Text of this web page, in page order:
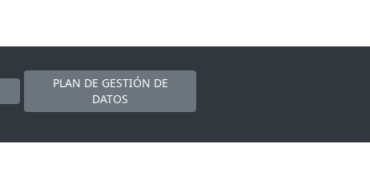
PLAN DE GESTIÓN DE
DATOS